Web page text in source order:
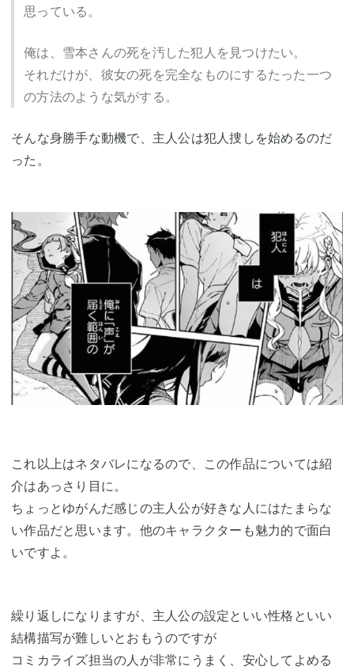
思っている。
俺は、雪本さんの死を汚した犯人を見つけたい。
それだけが、彼女の死を完全なものにするたった一つ
の方法のような気がする。
そんな身勝手な動機で、主人公は犯人捜しを始めるのだ
った。
これ以上はネタバレになるので、この作品については紹
介はあっさり目に。
ちょっとゆがんだ感じの主人公が好きな人にはたまらな
い作品だと思います。他のキャラクターも魅力的で面白
いですよ。
繰り返しになりますが、主人公の設定といい性格といい
結構描写が難しいとおもうのですが
コミカライズ担当の人が非常にうまく、安心してよめる